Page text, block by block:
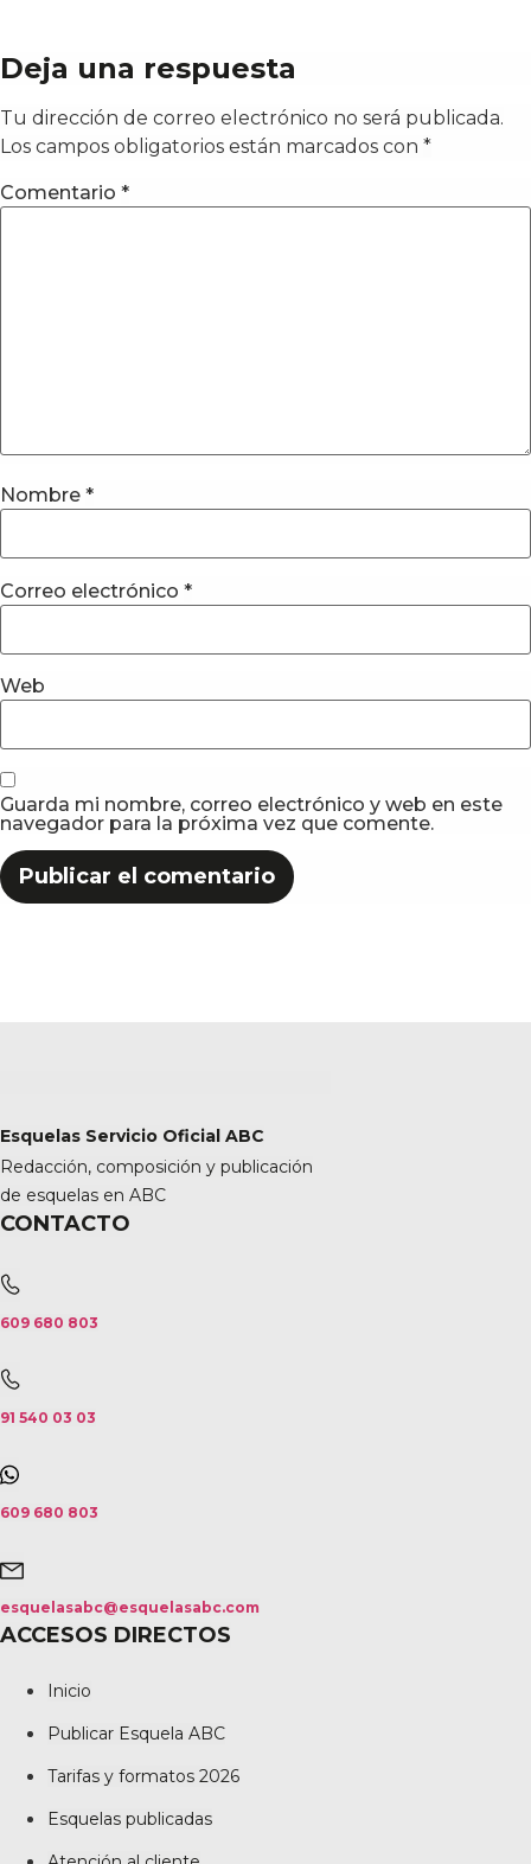
Deja una respuesta
Tu dirección de correo electrónico no será publicada.
Los campos obligatorios están marcados con *
Comentario *
Nombre *
Correo electrónico *
Web
Guarda mi nombre, correo electrónico y web en este
navegador para la próxima vez que comente.
Esquelas Servicio Oficial ABC
Redacción, composición y publicación
de esquelas en ABC
CONTACTO
609 680 803
91 540 03 03
609 680 803
esquelasabc@esquelasabc.com
ACCESOS DIRECTOS
Inicio
Publicar Esquela ABC
Tarifas y formatos 2026
Esquelas publicadas